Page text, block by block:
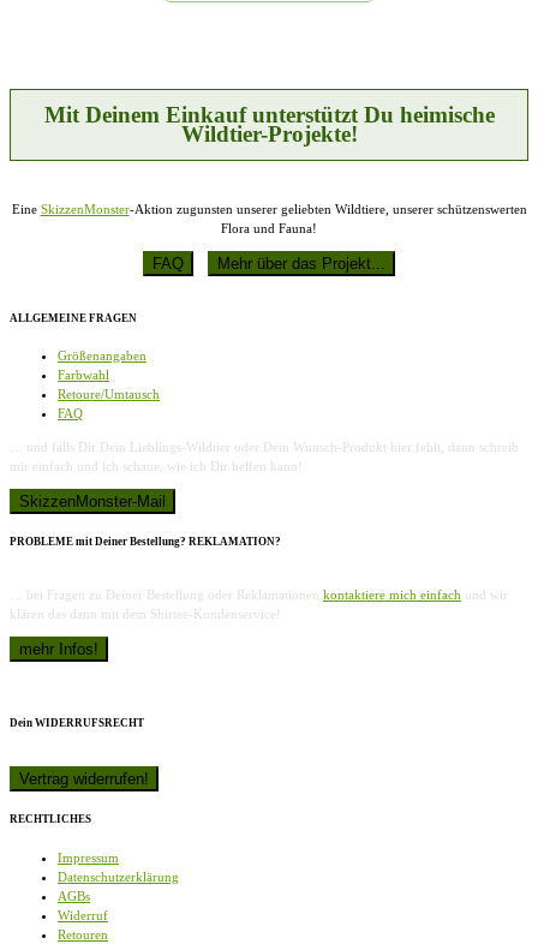
Produktseite
gewählt
werden
Mit Deinem Einkauf unterstützt Du heimische
Wildtier-Projekte!
Eine SkizzenMonster-Aktion zugunsten unserer geliebten Wildtiere, unserer schützenswerten
Flora und Fauna!
ALLGEMEINE FRAGEN
Größenangaben
Farbwahl
Retoure/Umtausch
FAQ
… und falls Dir Dein Lieblings-Wildtier oder Dein Wunsch-Produkt hier fehlt, dann schreib
mir einfach und ich schaue, wie ich Dir helfen kann!
PROBLEME mit Deiner Bestellung? REKLAMATION?
… bei Fragen zu Deiner Bestellung oder Reklamationen kontaktiere mich einfach und wir
klären das dann mit dem Shirtee-Kundenservice!
Dein WIDERRUFSRECHT
RECHTLICHES
Impressum
Datenschutzerklärung
AGBs
Widerruf
Retouren